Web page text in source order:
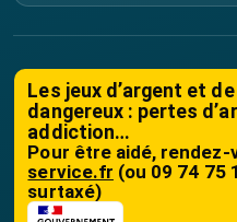
Les jeux d’argent et
dangereux : pertes
addiction…
Pour être aidé, rendez-
service.fr (ou 09 74 75
surtaxé)